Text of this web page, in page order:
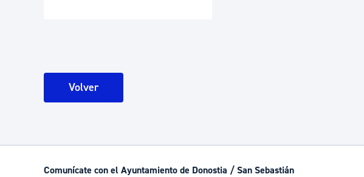
Volver
Comunícate con el Ayuntamiento de Donostia / San Sebastián